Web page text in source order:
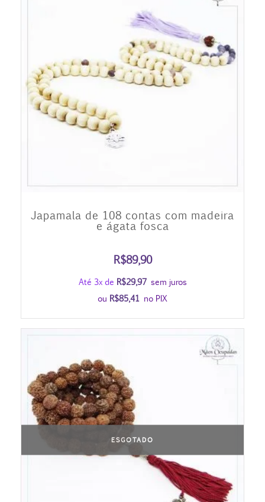
Japamala de 108 contas com madeira
e ágata fosca
R$89,90
Até 3x de R$29,97 sem juros
ou R$85,41 no PIX
ESGOTADO